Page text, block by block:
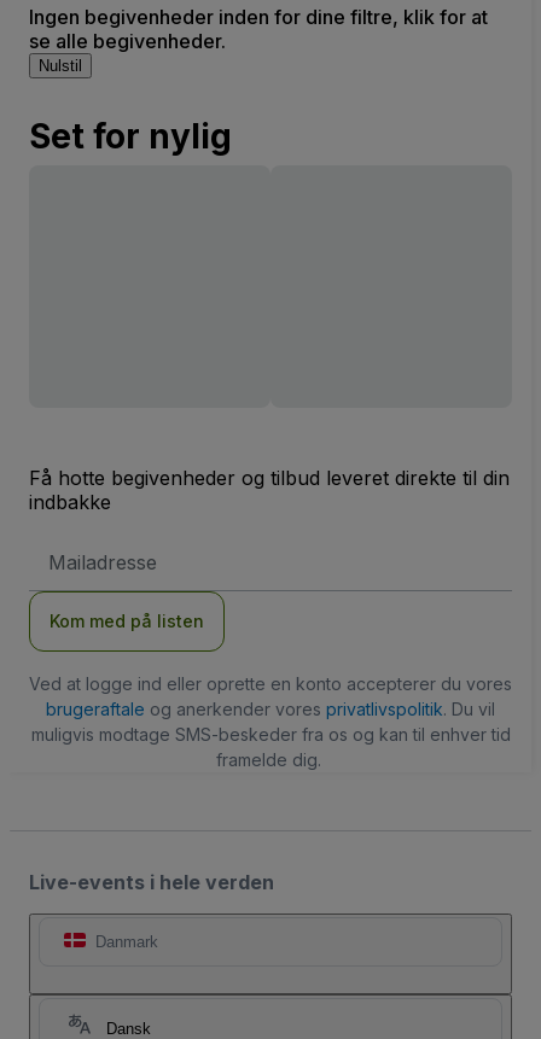
Ingen begivenheder inden for dine filtre, klik for at
se alle begivenheder.
Nulstil
Set for nylig
Få hotte begivenheder og tilbud leveret direkte til din
indbakke
adresse
Kom med på listen
Ved at logge ind eller oprette en konto accepterer du vores
brugeraftale og anerkender vores privatlivspolitik. Du vil
muligvis modtage SMS-beskeder fra os og kan til enhver tid
framelde dig.
Live-events i hele verden
Danmark
Dansk